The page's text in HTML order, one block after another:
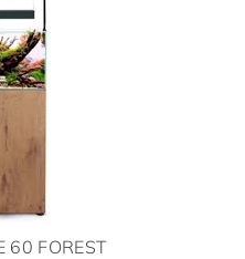
60 FOREST